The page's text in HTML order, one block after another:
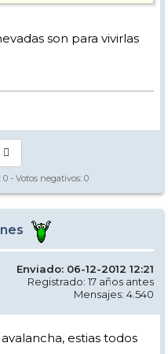
carreteras, pero es señal de
al menos esa es mi
son para vivirlas
0 - Votos negativos: 0
Enviado: 06-12-2012 12:21
Registrado: 17 años antes
Mensajes: 4.540
estias todos